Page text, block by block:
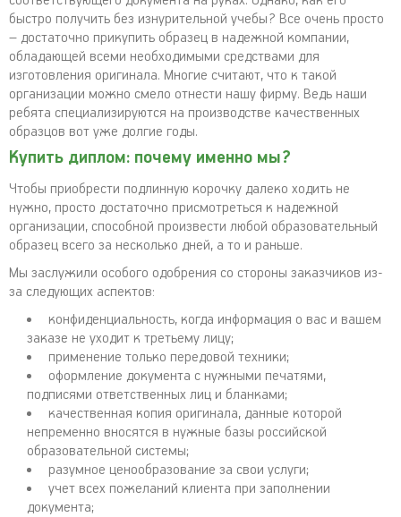
быстро получить без изнурительной учебы? Все очень просто
– достаточно прикупить образец в надежной компании,
обладающей всеми необходимыми средствами для
изготовления оригинала. Многие считают, что к такой
организации можно смело отнести нашу фирму. Ведь наши
ребята специализируются на производстве качественных
образцов вот уже долгие годы.
Купить диплом: почему именно мы?
Чтобы приобрести подлинную корочку далеко ходить не
нужно, просто достаточно присмотреться к надежной
организации, способной произвести любой образовательный
образец всего за несколько дней, а то и раньше.
Мы заслужили особого одобрения со стороны заказчиков из-
за следующих аспектов:
конфиденциальность, когда информация о вас и вашем
заказе не уходит к третьему лицу;
применение только передовой техники;
оформление документа с нужными печатями,
подписями ответственных лиц и бланками;
качественная копия оригинала, данные которой
непременно вносятся в нужные базы российской
образовательной системы;
разумное ценообразование за свои услуги;
учет всех пожеланий клиента при заполнении
документа;